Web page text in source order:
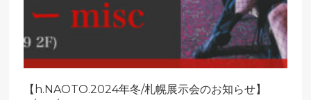
【h.NAOTO.2024年冬/札幌展示会のお知らせ】